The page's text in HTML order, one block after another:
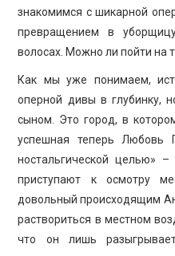
знакомимся с шикарной
превращением в
волосах. Можно ли пойти на
Как мы уже понимаем,
оперной дивы в глубинку,
сыном. Это город, в
успешная теперь Любовь
ностальгической целью»
приступают к осмотру
довольный происходящим
раствориться в местном
что он лишь